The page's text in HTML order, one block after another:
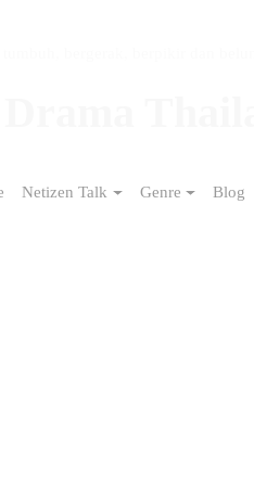
Netizen Talk Genre Blog